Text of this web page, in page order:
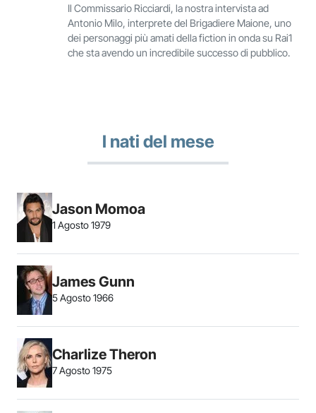
Il Commissario Ricciardi, la nostra intervista ad
Antonio Milo, interprete del Brigadiere Maione, uno
dei personaggi più amati della fiction in onda su Rai1
che sta avendo un incredibile successo di pubblico.
I nati del mese
Jason Momoa
1 Agosto 1979
James Gunn
5 Agosto 1966
Charlize Theron
7 Agosto 1975